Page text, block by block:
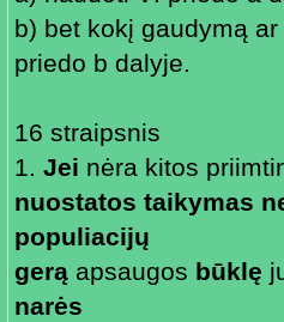
b) bet kokį gaudymą
priedo b dalyje.
16 straipsnis
1. Jei nėra kitos
nuostatos taikymas
populiacijų
gerą apsaugos būklę
narės